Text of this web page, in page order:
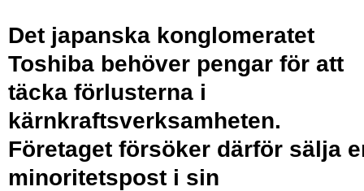
Det japanska konglomeratet
Toshiba behöver pengar för att
täcka förlusterna i
kärnkraftsverksamheten.
Företaget försöker därför sälja
minoritetspost i sin